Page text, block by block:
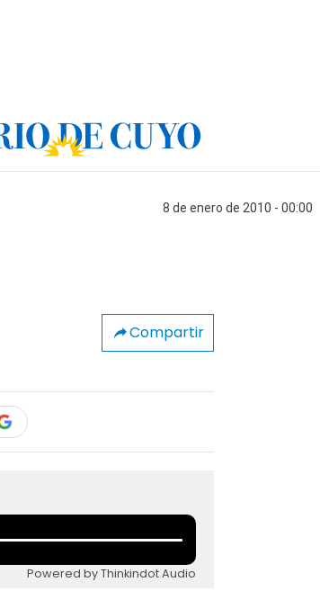
8 de enero de 2010 - 00:00
Compartir
Powered by Thinkindot Audio